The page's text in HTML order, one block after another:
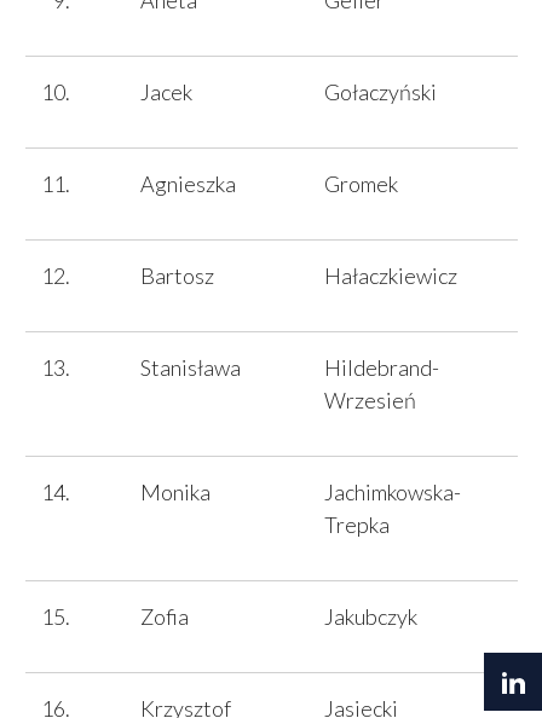
Jacek Gołaczyński
Agnieszka Gromek
Bartosz Hałaczkiewicz
Stanisława
Hildebrand-
Wrzesień
Monika
Jachimkowska-
Trepka
Zofia Jakubczyk
Krzysztof Jasiecki